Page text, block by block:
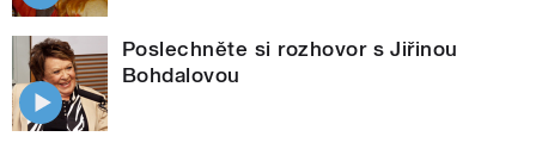
Poslechněte si rozhovor s Jiřinou
Bohdalovou